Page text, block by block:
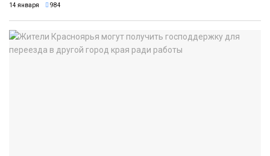
14 января 984